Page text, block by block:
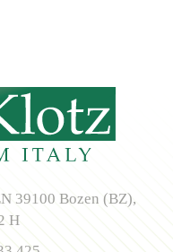
39100 Bozen (BZ),
H